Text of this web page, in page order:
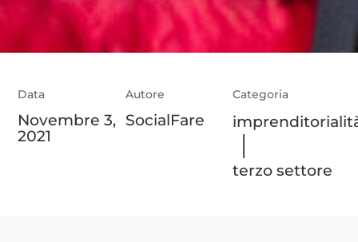
Data
Novembre 3,
2021
Autore
SocialFare
Categoria
terzo settore